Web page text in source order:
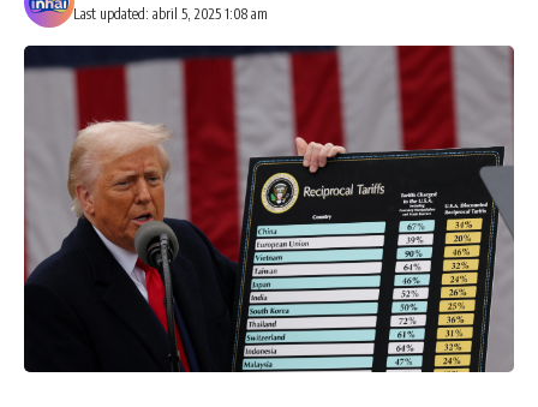
Last updated: abril 5, 2025 1:08 am